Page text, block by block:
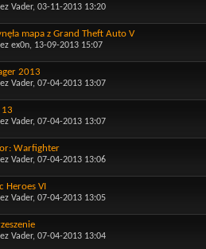
Vader, 03-11-2013 13:20
mapa z Grand Theft Auto V
ex0n, 13-09-2013 15:07
2013
Vader, 07-04-2013 13:07
13
Vader, 07-04-2013 13:07
Warfighter
Vader, 07-04-2013 13:06
Heroes VI
Vader, 07-04-2013 13:05
Vader, 07-04-2013 13:04